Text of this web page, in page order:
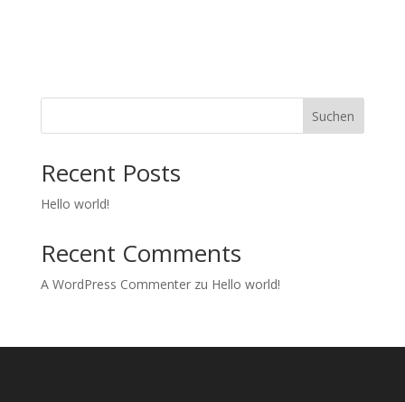
Suchen
Recent Posts
Hello world!
Recent Comments
A WordPress Commenterzu Hello world!